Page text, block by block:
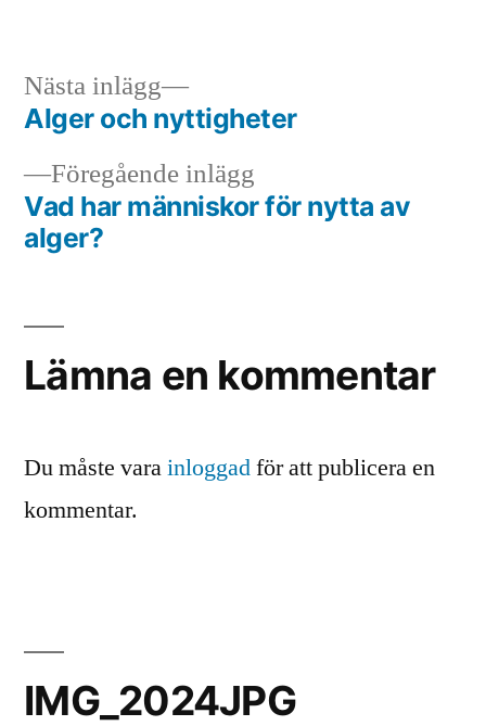
Inläggsnavigering
Föregående inlägg
inlägg:
Vad har människor för nytta av
alger?
Nästa inlägg
Nästa
inlägg:
Alger och nyttigheter
Lämna en kommentar
Du måste varainloggadför att publicera en
kommentar.
IMG_2024JPG